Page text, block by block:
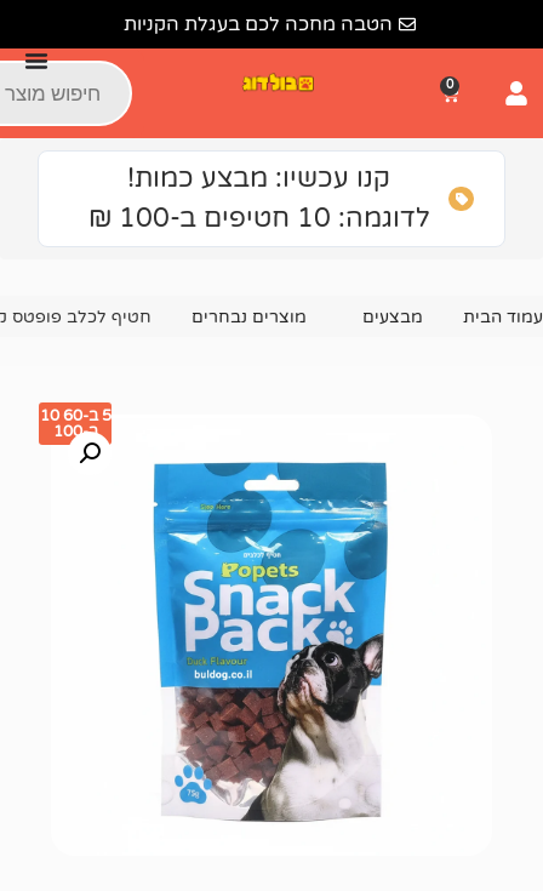
הטבה מחכה לכם בעגלת הקניות
קנו עכשיו: מבצע כמות!
10 חטיפים ב-100 ₪
מוצרים נבחרים חטיף לכלב פופטס קוביות ברווז רכות 75 גרם